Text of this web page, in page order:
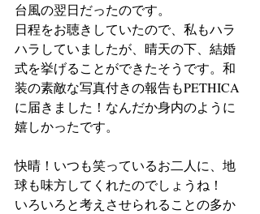
台風の翌日だったのです。
日程をお聴きしていたので、私もハラ
ハラしていましたが、晴天の下、結婚
式を挙げることができたそうです。和
装の素敵な写真付きの報告もPETHICA
に届きました！なんだか身内のように
嬉しかったです。
快晴！いつも笑っているお二人に、地
球も味方してくれたのでしょうね！
いろいろと考えさせられることの多か